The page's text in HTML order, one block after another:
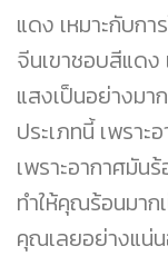
แดง เหมาะกับกา
จีนเขาชอบสีแด
แสงเป็นอย่างม
ประเภทนี้ เพรา
เพราะอากาศมัน
ทำให้คุณร้อนมาก
คุณเลยอย่างแน่